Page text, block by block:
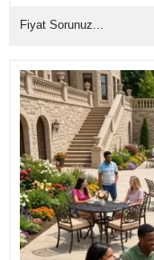
Fiyat Sorunuz...